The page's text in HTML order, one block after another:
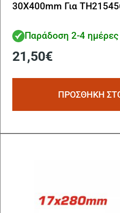
30X400mm Για
Παράδοση 2-4 ημέρες
21,50€
ΠΡΟΣΘΗΚΗ